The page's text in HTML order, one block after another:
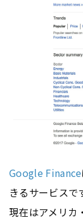
Google Finance
きるサービスで
現在はアメリカ